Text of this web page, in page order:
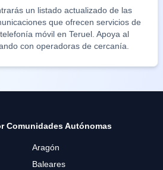
un listado actualizado de las
que ofrecen servicios de
móvil en Teruel . Apoya al
con operadoras de cercanía.
Comunidades Autónomas
Aragón
Baleares